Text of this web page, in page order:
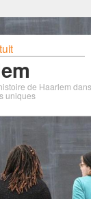
de Haarlem dans
uniques